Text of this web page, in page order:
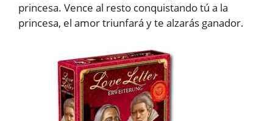
princesa. Vence al resto conquistando tú a la
princesa, el amor triunfará y te alzarás ganador.